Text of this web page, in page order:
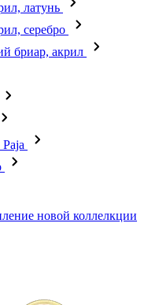
латунь
серебро
бриар, акрил
новой коллелкции